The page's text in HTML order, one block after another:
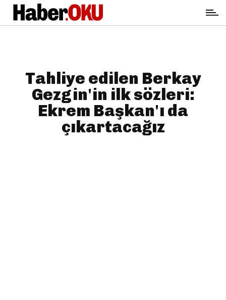
Tahliye edilen Berkay
Gezgin'in ilk sözleri:
Ekrem Başkan'ı da
çıkartacağız